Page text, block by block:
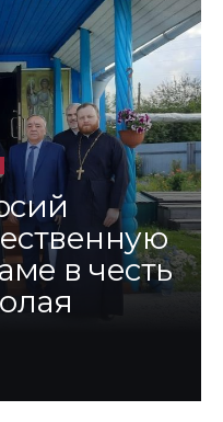
в честь